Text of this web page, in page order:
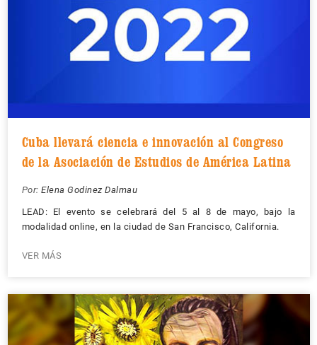
Cuba llevará ciencia e innovación al Congreso
de la Asociación de Estudios de América Latina
Por: Elena Godinez Dalmau
LEAD: El evento se celebrará del 5 al 8 de mayo, bajo la
modalidad online, en la ciudad de San Francisco, California.
VER MÁS